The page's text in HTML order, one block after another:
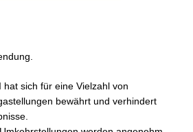
hat sich für eine Vielzahl von
bewährt und verhindert